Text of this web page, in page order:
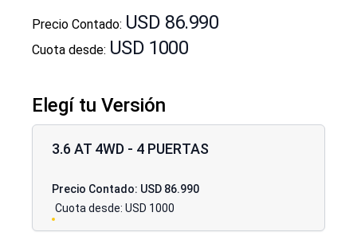
Información de Vehículo
Precio Contado: USD 86.990
Cuota desde: USD 1000
Elegí tu Versión
Elige Versión
3.6 AT 4WD - 4 PUERTAS
Precio Contado: USD 86.990
Cuota desde: USD 1000